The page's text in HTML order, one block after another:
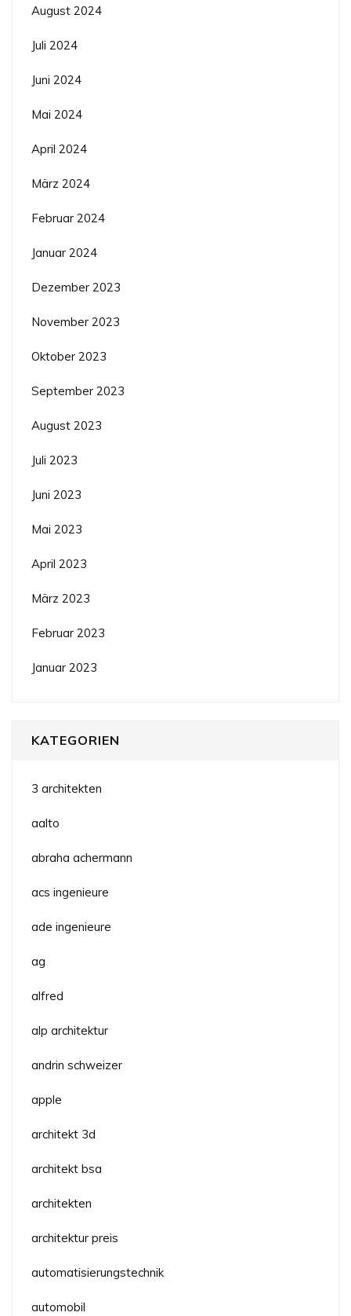
August 2024
Juli 2024
Juni 2024
Mai 2024
April 2024
März 2024
Februar 2024
Januar 2024
Dezember 2023
November 2023
Oktober 2023
September 2023
August 2023
Juli 2023
Juni 2023
Mai 2023
April 2023
März 2023
Februar 2023
Januar 2023
KATEGORIEN
3 architekten
aalto
abraha achermann
acs ingenieure
ade ingenieure
ag
alfred
alp architektur
andrin schweizer
apple
architekt 3d
architekt bsa
architekten
architektur preis
automatisierungstechnik
automobil